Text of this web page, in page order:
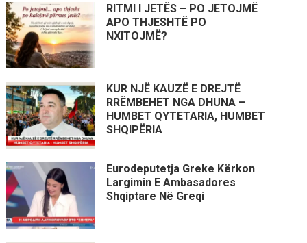
RITMI I JETËS – PO JETOJMË
APO THJESHTË PO
NXITOJMË?
KUR NJË KAUZË E DREJTË
RRËMBEHET NGA DHUNA –
HUMBET QYTETARIA, HUMBET
SHQIPËRIA
Eurodeputetja Greke Kërkon
Largimin E Ambasadores
Shqiptare Në Greqi